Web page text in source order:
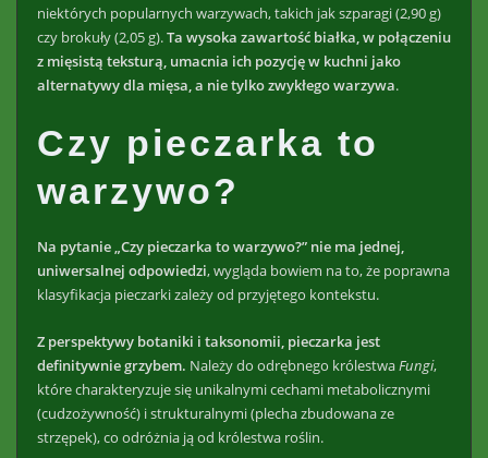
niektórych popularnych warzywach, takich jak szparagi (2,90 g)
czy brokuły (2,05 g).Ta wysoka zawartość białka, w połączeniu
z mięsistą teksturą, umacnia ich pozycję w kuchni jako
alternatywy dla mięsa, a nie tylko zwykłego warzywa.
Czy pieczarka to
warzywo?
Na pytanie „Czy pieczarka to warzywo?” nie ma jednej,
uniwersalnej odpowiedzi, wygląda bowiem na to, że poprawna
klasyfikacja pieczarki zależy od przyjętego kontekstu.
Z perspektywy botaniki i taksonomii, pieczarka jest
definitywnie grzybem. Należy do odrębnego królestwaFungi,
które charakteryzuje się unikalnymi cechami metabolicznymi
(cudzożywność) i strukturalnymi (plecha zbudowana ze
strzępek), co odróżnia ją od królestwa roślin.